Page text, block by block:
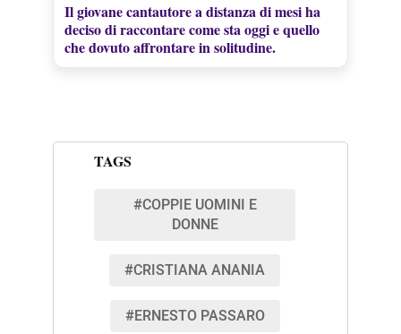
Il giovane cantautore a distanza di mesi ha
deciso di raccontare come sta oggi e quello
che dovuto affrontare in solitudine.
TAGS
#COPPIE UOMINI E
DONNE
#CRISTIANA ANANIA
#ERNESTO PASSARO